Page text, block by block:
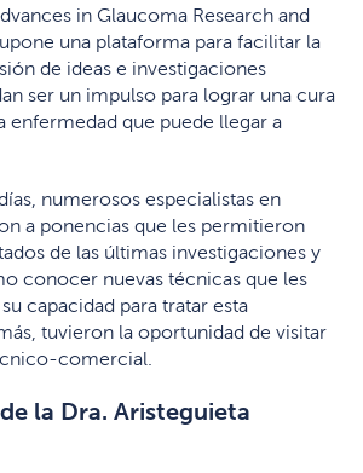
in Glaucoma Research and
una plataforma para facilitar la
de ideas e investigaciones
ser un impulso para lograr una cura
enfermedad que puede llegar a
numerosos especialistas en
a ponencias que les permitieron
de las últimas investigaciones y
conocer nuevas técnicas que les
capacidad para tratar esta
tuvieron la oportunidad de visitar
comercial.
la Dra. Aristeguieta